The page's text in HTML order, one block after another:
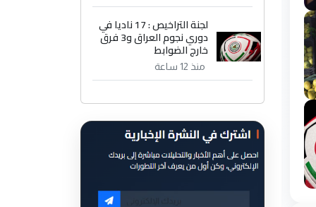
لجنة التراخيص : 17 ناديا في
دوري نجوم العراق و3 فرق
خارج الضوابط
منذ 12 ساعة